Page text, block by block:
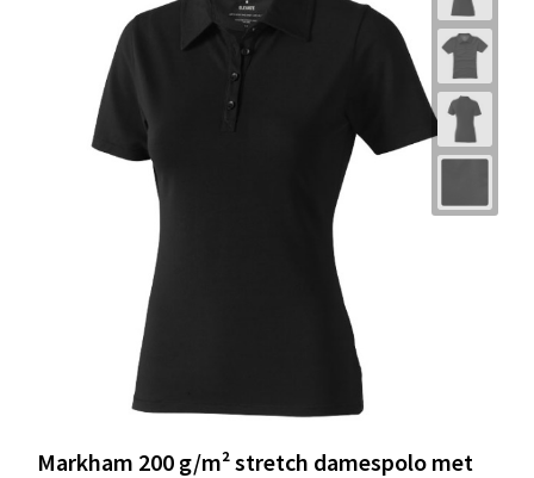
Markham 200 g/m² stretch damespolo met